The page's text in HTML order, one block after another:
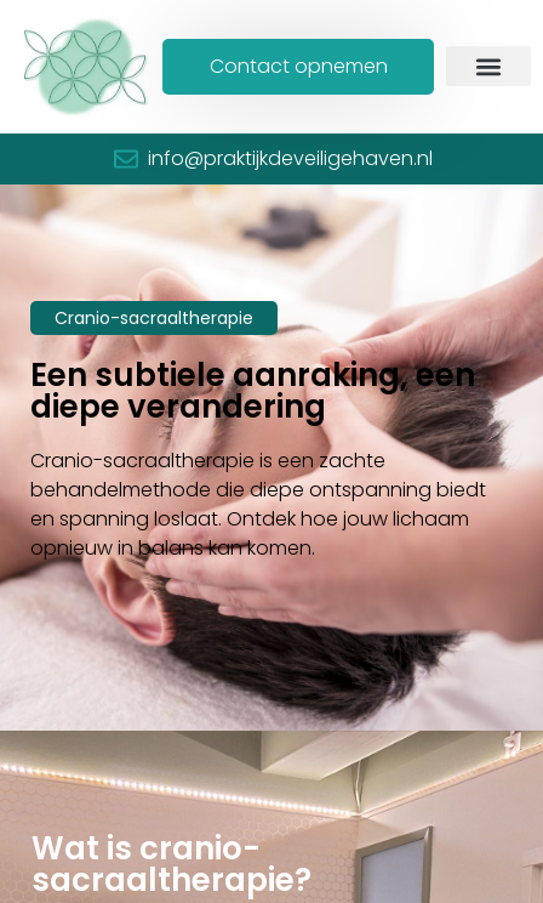
Contact opnemen
info@praktijkdeveiligehaven.nl
Cranio-sacraaltherapie
Een subtiele aanraking, een
diepe verandering
Cranio-sacraaltherapie is een zachte
behandelmethode die diepe ontspanning biedt
en spanning loslaat. Ontdek hoe jouw lichaam
opnieuw in balans kan komen.
Wat is cranio-
sacraaltherapie?